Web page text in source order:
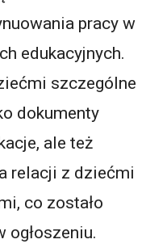
pracy w
edukacyjnych.
szczególne
dokumenty
ale też
relacji z dziećmi
co zostało
ogłoszeniu.